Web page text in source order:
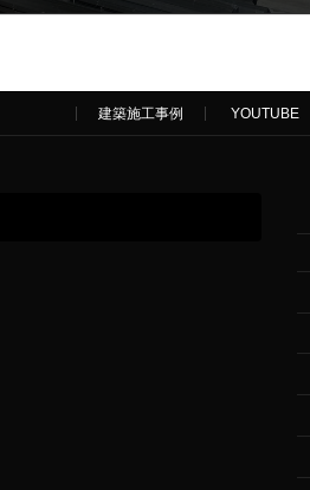
建築施工事例 YOUTUBE